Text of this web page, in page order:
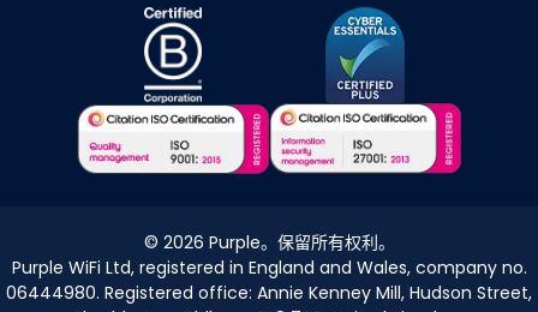
© 2026 Purple。保留所有权利。
Purple WiFi Ltd, registered in England and Wales, company no.
06444980. Registered office: Annie Kenney Mill, Hudson Street,